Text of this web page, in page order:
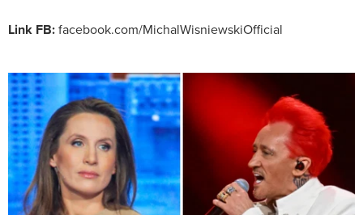
Link FB:facebook.com/MichalWisniewskiOfficial